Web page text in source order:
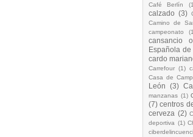
Café Berlín
calzado (3)
Camino de
campeonato
cansancio
Española
cardo
Carrefour (1)
Casa de
León
(3)
manzanas (1)
(7) centros
cerveza (2)
deportiva (1)